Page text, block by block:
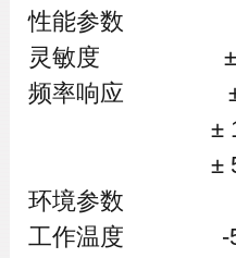
性能参数
灵敏度
频率响应
± 10%
± 5%
环境参数
工作温度 -50